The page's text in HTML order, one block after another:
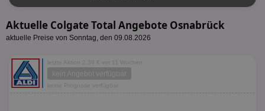
Aktuelle Colgate Total Angebote Osnabrück
aktuelle Preise von Sonntag, den 09.08.2026
letzte Aktion 2,39 € vor 11 Wochen
kein Angebot verfügbar
keine Prognose verfügbar